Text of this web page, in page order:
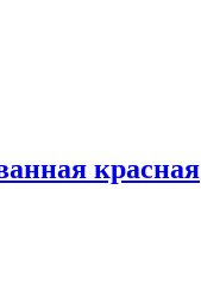
красная